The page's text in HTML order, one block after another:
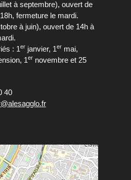
à septembre), ouvert de
fermeture le mardi.
à juin), ouvert de 14h à
: 1er janvier, 1er mai,
1er novembre et 25
40